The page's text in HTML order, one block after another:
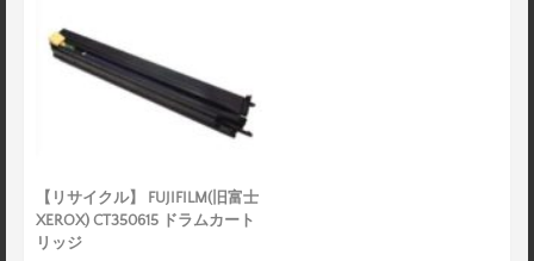
【リサイクル】 FUJIFILM(旧富士
XEROX) CT350615 ドラムカート
リッジ